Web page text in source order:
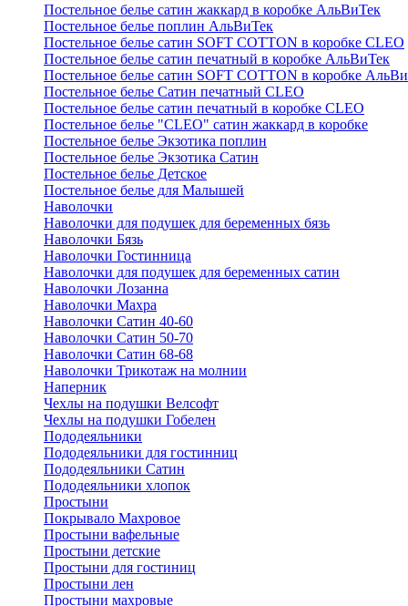
Постельное белье сатин жаккард в коробке АльВиТек
Постельное белье поплин АльВиТек
Постельное белье сатин SOFT COTTON в коробке CLEO
Постельное белье сатин печатный в коробке АльВиТек
Постельное белье сатин SOFT COTTON в коробке
Постельное белье Сатин печатный CLEO
Постельное белье сатин печатный в коробке CLEO
Постельное белье "CLEO" сатин жаккард в коробке
Постельное белье Экзотика поплин
Постельное белье Экзотика Сатин
Постельное белье Детское
Постельное белье для Малышей
Наволочки
Наволочки для подушек для беременных бязь
Наволочки Бязь
Наволочки Гостинница
Наволочки для подушек для беременных сатин
Наволочки Лозанна
Наволочки Махра
Наволочки Сатин 40-60
Наволочки Сатин 50-70
Наволочки Сатин 68-68
Наволочки Трикотаж на молнии
Наперник
Чехлы на подушки Велсофт
Чехлы на подушки Гобелен
Пододеяльники
Пододеяльники для гостинниц
Пододеяльники Сатин
Пододеяльники хлопок
Простыни
Покрывало Махровое
Простыни вафельные
Простыни детские
Простыни для гостиниц
Простыни лен
Простыни махровые